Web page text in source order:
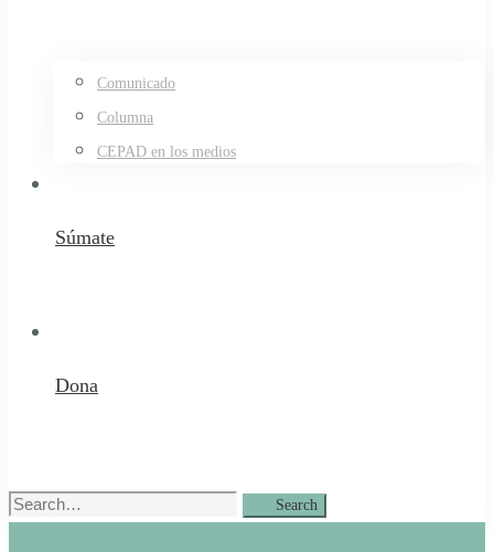
Comunicado
Columna
CEPAD en los medios
Súmate
Dona
Search
Search